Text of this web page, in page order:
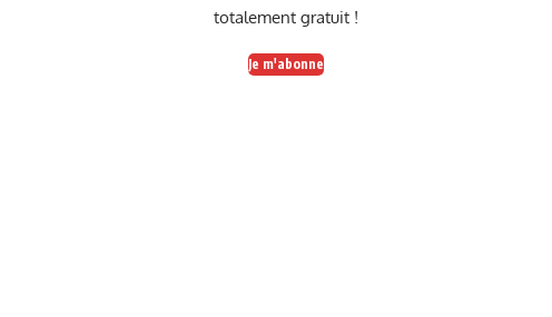
totalement gratuit !
Je m'abonne